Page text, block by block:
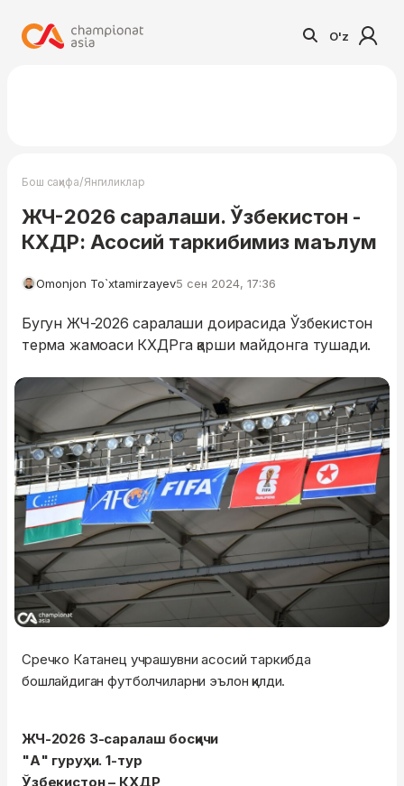
O'z
Бош саҳифа/Янгиликлар
ЖЧ-2026 саралаши. Ўзбекистон -
КХДР: Асосий таркибимиз маълум
Omonjon To`xtamirzayev5 сен 2024, 17:36
Бугун ЖЧ-2026 саралаши доирасида Ўзбекистон
терма жамоаси КХДРга қарши майдонга тушади.
Сречко Катанец учрашувни асосий таркибда
бошлайдиган футболчиларни эълон қилди.
ЖЧ-2026 3-саралаш босқичи
"А" гуруҳи. 1-тур
Ўзбекистон – КХДР